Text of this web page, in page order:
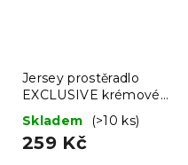
Jersey prostěradlo
EXCLUSIVE krémové
140 x 200 cm
Skladem (>10 ks)
259 Kč